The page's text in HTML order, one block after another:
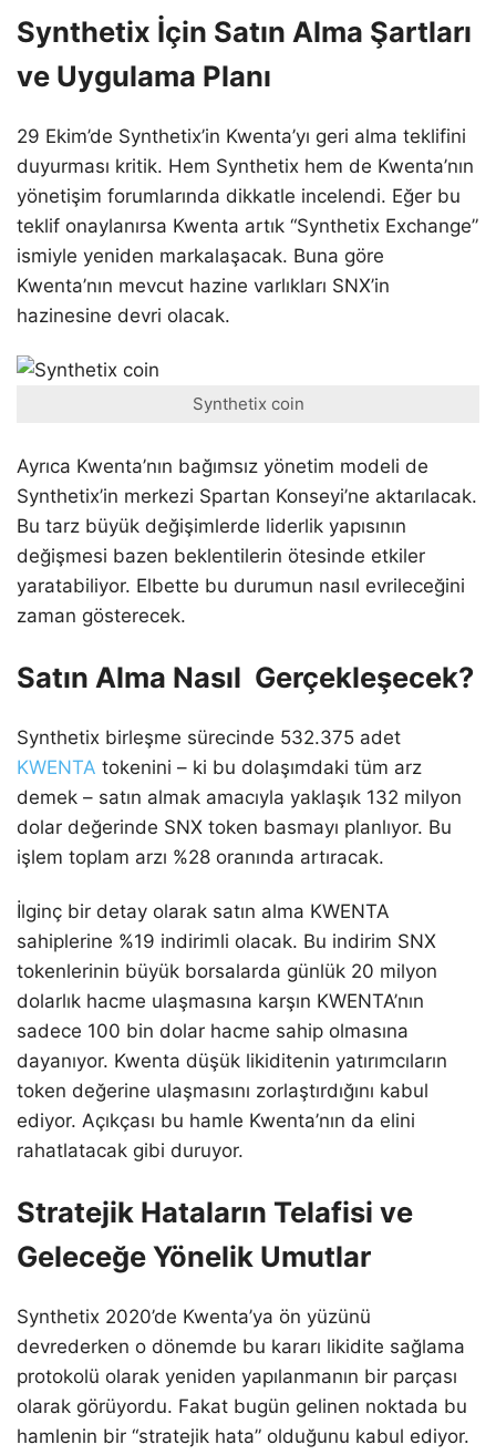
Synthetix İçin Satın Alma Şartları
ve Uygulama Planı
29 Ekim’de Synthetix’in Kwenta’yı geri alma teklifini
duyurması kritik. Hem Synthetix hem de Kwenta’nın
yönetişim forumlarında dikkatle incelendi. Eğer bu
teklif onaylanırsa Kwenta artık “Synthetix Exchange”
ismiyle yeniden markalaşacak. Buna göre
Kwenta’nın mevcut hazine varlıkları SNX’in
hazinesine devri olacak.
Synthetix coin
Ayrıca Kwenta’nın bağımsız yönetim modeli de
Synthetix’in merkezi Spartan Konseyi’ne aktarılacak.
Bu tarz büyük değişimlerde liderlik yapısının
değişmesi bazen beklentilerin ötesinde etkiler
yaratabiliyor. Elbette bu durumun nasıl evrileceğini
zaman gösterecek.
Satın Alma Nasıl Gerçekleşecek?
Synthetix birleşme sürecinde 532.375 adet
KWENTA tokenini – ki bu dolaşımdaki tüm arz
demek – satın almak amacıyla yaklaşık 132 milyon
dolar değerinde SNX token basmayı planlıyor. Bu
işlem toplam arzı %28 oranında artıracak.
İlginç bir detay olarak satın alma KWENTA
sahiplerine %19 indirimli olacak. Bu indirim SNX
tokenlerinin büyük borsalarda günlük 20 milyon
dolarlık hacme ulaşmasına karşın KWENTA’nın
sadece 100 bin dolar hacme sahip olmasına
dayanıyor. Kwenta düşük likiditenin yatırımcıların
token değerine ulaşmasını zorlaştırdığını kabul
ediyor. Açıkçası bu hamle Kwenta’nın da elini
rahatlatacak gibi duruyor.
Stratejik Hataların Telafisi ve
Geleceğe Yönelik Umutlar
Synthetix 2020’de Kwenta’ya ön yüzünü
devrederken o dönemde bu kararı likidite sağlama
protokolü olarak yeniden yapılanmanın bir parçası
olarak görüyordu. Fakat bugün gelinen noktada bu
hamlenin bir “stratejik hata” olduğunu kabul ediyor.